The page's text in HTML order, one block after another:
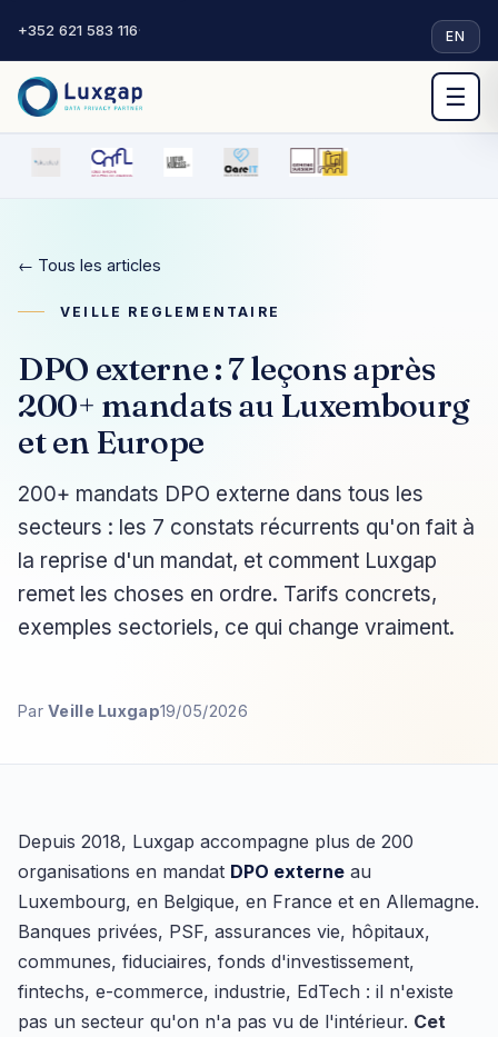
+352 621 583 116· EN
☰
← Tous les articles
VEILLE REGLEMENTAIRE
DPO externe : 7 leçons après
200+ mandats au Luxembourg
et en Europe
200+ mandats DPO externe dans tous les
secteurs : les 7 constats récurrents qu'on fait à
la reprise d'un mandat, et comment Luxgap
remet les choses en ordre. Tarifs concrets,
exemples sectoriels, ce qui change vraiment.
ParVeille Luxgap19/05/2026
Depuis 2018, Luxgap accompagne plus de 200
organisations en mandat DPO externe au
Luxembourg, en Belgique, en France et en Allemagne.
Banques privées, PSF, assurances vie, hôpitaux,
communes, fiduciaires, fonds d'investissement,
fintechs, e-commerce, industrie, EdTech : il n'existe
pas un secteur qu'on n'a pas vu de l'intérieur. Cet